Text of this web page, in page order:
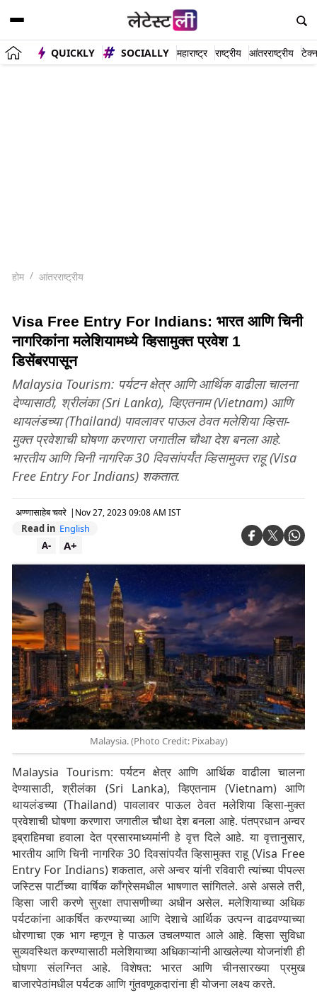
QUICKLY SOCIALLY महाराष्ट्र राष्ट्रीय आंतरराष्ट्रीय
होम आंतरराष्ट्रीय
Visa Free Entry For Indians: भारत आणि चिनी
नागरिकांना मलेशियामध्ये व्हिसामुक्त प्रवेश 1
डिसेंबरपासून
Malaysia Tourism: पर्यटन क्षेत्र आणि आर्थिक वाढीला चालना
देण्यासाठी, श्रीलंका (Sri Lanka), व्हिएतनाम (Vietnam) आणि
थायलंडच्या (Thailand) पावलावर पाऊल ठेवत मलेशिया व्हिसा-
मुक्त प्रवेशाची घोषणा करणारा जगातील चौथा देश बनला आहे.
भारतीय आणि चिनी नागरिक 30 दिवसांपर्यंत व्हिसामुक्त राहू (Visa
Free Entry For Indians) शकतात.
अण्णासाहेब चवरे | Nov 27, 2023 09:08 AM IST
Read in English
A+
A-
Malaysia. (Photo Credit: Pixabay)
Malaysia Tourism: पर्यटन क्षेत्र आणि आर्थिक वाढीला चालना
देण्यासाठी, श्रीलंका (Sri Lanka), व्हिएतनाम (Vietnam) आणि
थायलंडच्या (Thailand) पावलावर पाऊल ठेवत मलेशिया व्हिसा-मुक्त
प्रवेशाची घोषणा करणारा जगातील चौथा देश बनला आहे. पंतप्रधान अन्वर
इब्राहिमचा हवाला देत प्रसारमाध्यमांनी हे वृत्त दिले आहे. या वृत्तानुसार,
भारतीय आणि चिनी नागरिक 30 दिवसांपर्यंत व्हिसामुक्त राहू (Visa Free
Entry For Indians) शकतात, असे अन्वर यांनी रविवारी त्यांच्या पीपल्स
जस्टिस पार्टीच्या वार्षिक काँग्रेसमधील भाषणात सांगितले. असे असले तरी,
व्हिसा जारी करणे सुरक्षा तपासणीच्या अधीन असेल. मलेशियाच्या अधिक
पर्यटकांना आकर्षित करण्याच्या आणि देशाचे आर्थिक उत्पन्न वाढवण्याच्या
धोरणाचा एक भाग म्हणून हे पाऊल उचलण्यात आले आहे. व्हिसा सुविधा
सुव्यवस्थित करण्यासाठी मलेशियाच्या अधिकाऱ्यांनी आखलेल्या योजनांशी ही
घोषणा संलग्नित आहे. विशेषत: भारत आणि चीनसारख्या प्रमुख
बाजारपेठांमधील पर्यटक आणि गुंतवणूकदारांना ही योजना लक्ष्य करते.